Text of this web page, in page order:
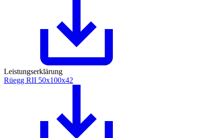
Leistungserklärung
Rüegg RII 50x100x42